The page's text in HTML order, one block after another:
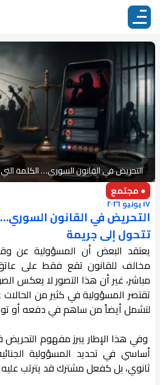
التحريض في القانون السوري… الكلمة
● مجتمع
١٧ يونيو ٢٠٢٦
التحريض في القانون
تتحول إلى جريمة
يعتقد البعض أن المسؤولية عن
مخالف للقانون تقع فقط على
مباشر، غير أن هذا التصور لا يعكس
تقتصر المسؤولية في كثير من
لتشمل أيضاً من ساهم في دفعه أو
وفي هذا الإطار يبرز مفهوم
أساسي في تحديد المسؤولية
ثانوي، بل كفعل مشترك قد يترتب